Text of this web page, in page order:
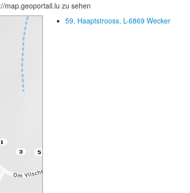
map.geoportail.lu zu sehen
59, Haaptstrooss, L-6869 Wecker